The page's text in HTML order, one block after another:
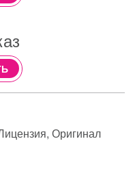
Оригинал